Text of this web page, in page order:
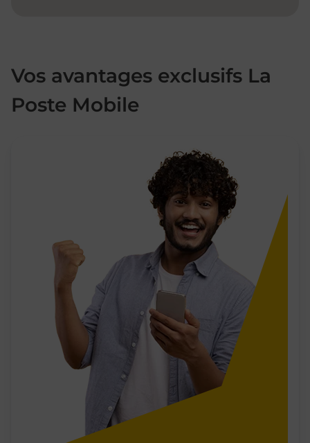
Vos avantages exclusifs La
Poste Mobile